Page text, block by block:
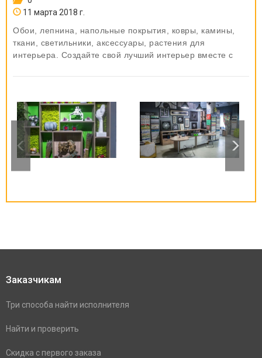
11 марта 2018 г.
Обои, лепнина, напольные покрытия, ковры, камины,
ткани, светильники, аксессуары, растения для
интерьера. Создайте свой лучший интерьер вместе с
Заказчикам
Три способа найти исполнителя
Найти и проверить
Скидка с первого заказа